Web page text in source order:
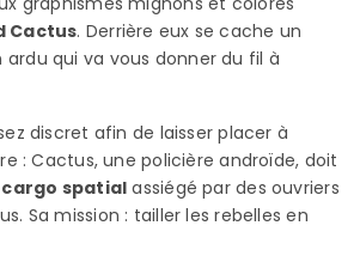
Cactus. Derrière eux se cache un
ardu qui va vous donner du fil à
discret afin de laisser placer à
: Cactus, une policière androïde, doit
cargo spatial assiégé par des ouvriers
Sa mission : tailler les rebelles en